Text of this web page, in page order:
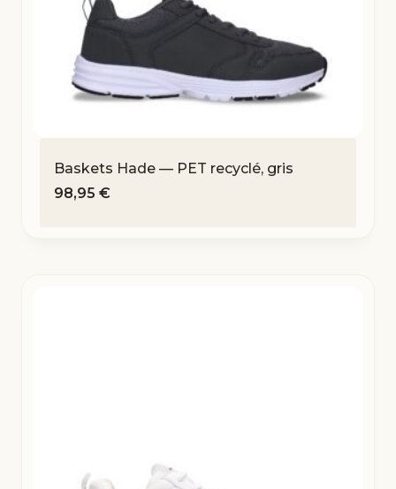
Baskets Hade — PET recyclé, gris
98,95 €